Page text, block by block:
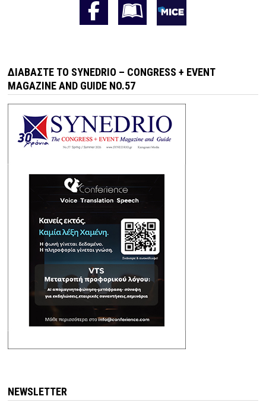
ΔΙΑΒΆΣΤΕ ΤΟ SYNEDRIO – CONGRESS + EVENT
MAGAZINE AND GUIDE NO.57
NEWSLETTER